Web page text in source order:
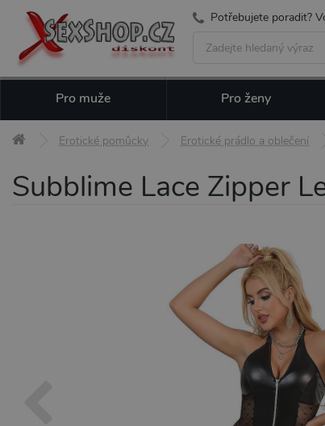
Potřebujete poradit?
Pro muže Pro ženy
Erotické pomůcky Erotické prádlo a oblečení
Subblime Lace Zipper